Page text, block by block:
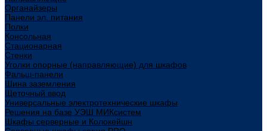
Органайзеры
Панели эл. питания
Полки
Консольная
Стационарная
Стенки
Уголки опорные (направляющие) для шкафов
Фальш-панели
Шина заземления
Щеточный ввод
Универсальные электротехнические шкафы
Решения на базе УЭШ МИКсистем
Шкафы серверные и Колокейшн